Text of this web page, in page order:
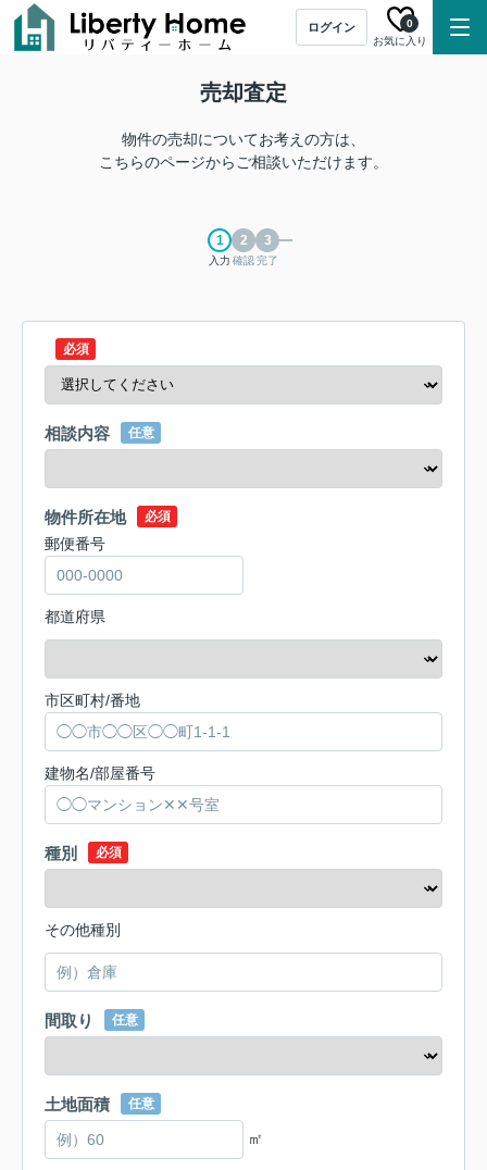
ログイン
お気に入り
0
売却査定
物件の売却についてお考えの方は、
こちらのページからご相談いただけます。
入力 確認完了
必須
相談内容 任意
物件所在地 必須
郵便番号
都道府県
市区町村/番地
建物名/部屋番号
種別 必須
その他種別
間取り 任意
土地面積 任意
㎡